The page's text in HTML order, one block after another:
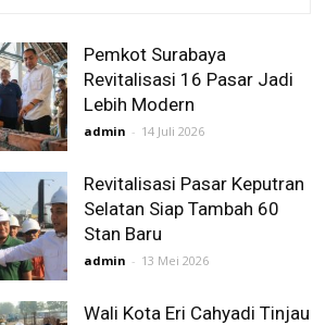
Pemkot Surabaya
Revitalisasi 16 Pasar Jadi
Lebih Modern
admin - 14 Juli 2026
Revitalisasi Pasar Keputran
Selatan Siap Tambah 60
Stan Baru
admin - 13 Mei 2026
Wali Kota Eri Cahyadi Tinjau